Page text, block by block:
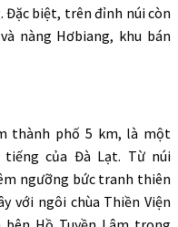
Đặc biệt, trên đỉnh núi còn
nàng Hơbiang, khu bán
thành phố 5 km, là một
của Đà Lạt. Từ núi
ngưỡng bức tranh thiên
với ngôi chùa Thiền Viện